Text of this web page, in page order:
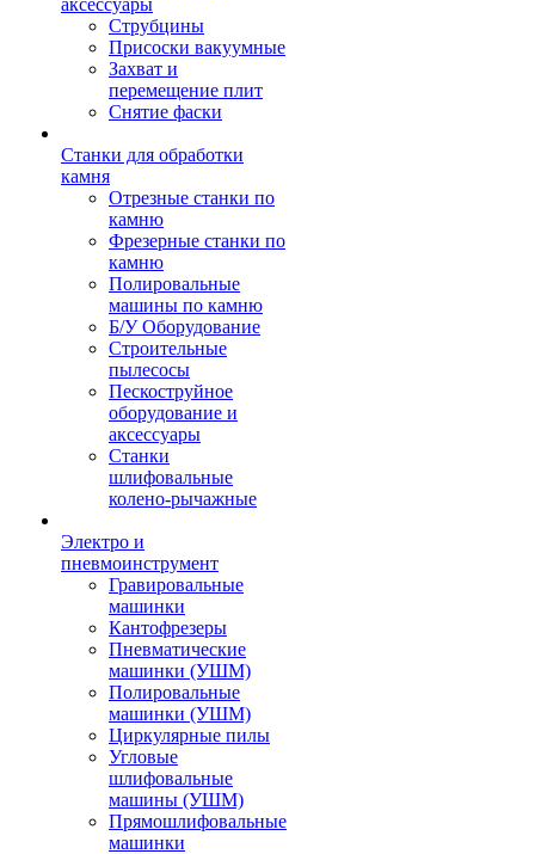
аксессуары
Струбцины
Присоски вакуумные
Захват и
перемещение плит
Снятие фаски
Станки для обработки
камня
Отрезные станки по
камню
Фрезерные станки по
камню
Полировальные
машины по камню
Б/У Оборудование
Строительные
пылесосы
Пескоструйное
оборудование и
аксессуары
Станки
шлифовальные
колено-рычажные
Электро и
пневмоинструмент
Гравировальные
машинки
Кантофрезеры
Пневматические
машинки (УШМ)
Полировальные
машинки (УШМ)
Циркулярные пилы
Угловые
шлифовальные
машины (УШМ)
Прямошлифовальные
машинки